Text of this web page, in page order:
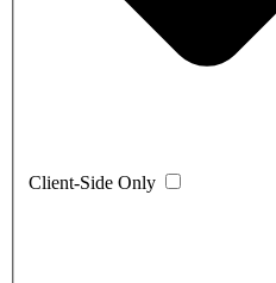
Client-Side Only